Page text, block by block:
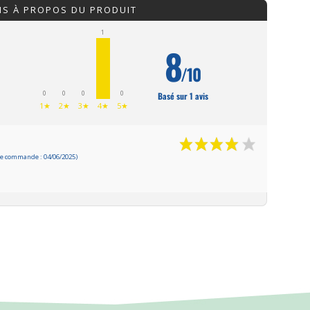
À PROPOS DU PRODUIT
0
1★
0
2★
0
3★
1
4★
0
5★
8/10
Basé sur 1 avis
commande : 04/06/2025)